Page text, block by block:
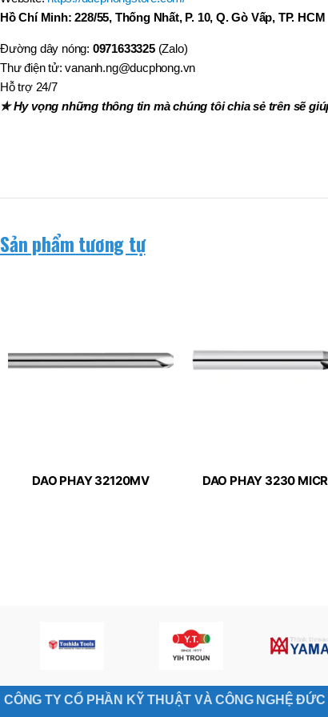
Hồ Chí Minh: 228/55, Thống Nhất, P. 10, Q. Gò Vấp, TP. HCM
Đường dây nóng: 0971633325(Zalo)
Thư điện tử: vananh.ng@ducphong.vn
Hỗ trợ 24/7
✯ Hy vọng những thông tin mà chúng tôi chia sẻ trên sẽ
Sản phẩm tương tự
DAO PHAY 32120MV
DAO PHAY 3230
CÔNG TY CỔ PHẦN KỸ THUẬT VÀ CÔNG NGHỆ ĐỨC